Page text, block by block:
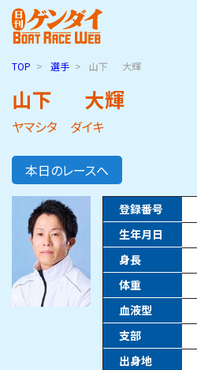
TOP 選手 山下 大輝
山下 大輝
ヤマシタ ダイキ
本日のレースへ
登録番号
生年月日
身長
体重
血液型
支部
出身地